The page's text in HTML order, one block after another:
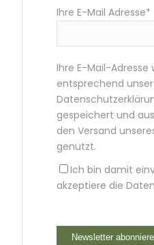
Ihre E-Mail Adresse*
Ihre E-Mail-Adresse
entsprechend
gespeichert und
den Versand
genutzt.
Ich bin damit
akzeptiere die